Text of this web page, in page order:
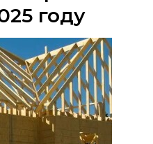
году